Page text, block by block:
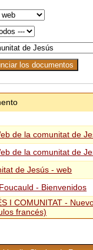
de la comunitat de
de la comunitat de
de Jesús - web
- Bienvenidos
I COMUNITAT -
francés)